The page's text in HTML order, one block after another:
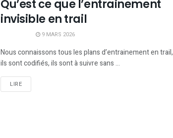
Qu’est ce que l’entrainement
invisible en trail
9 MARS 2026
Nous connaissons tous les plans d’entrainement en trail,
ils sont codifiés, ils sont à suivre sans ...
LIRE